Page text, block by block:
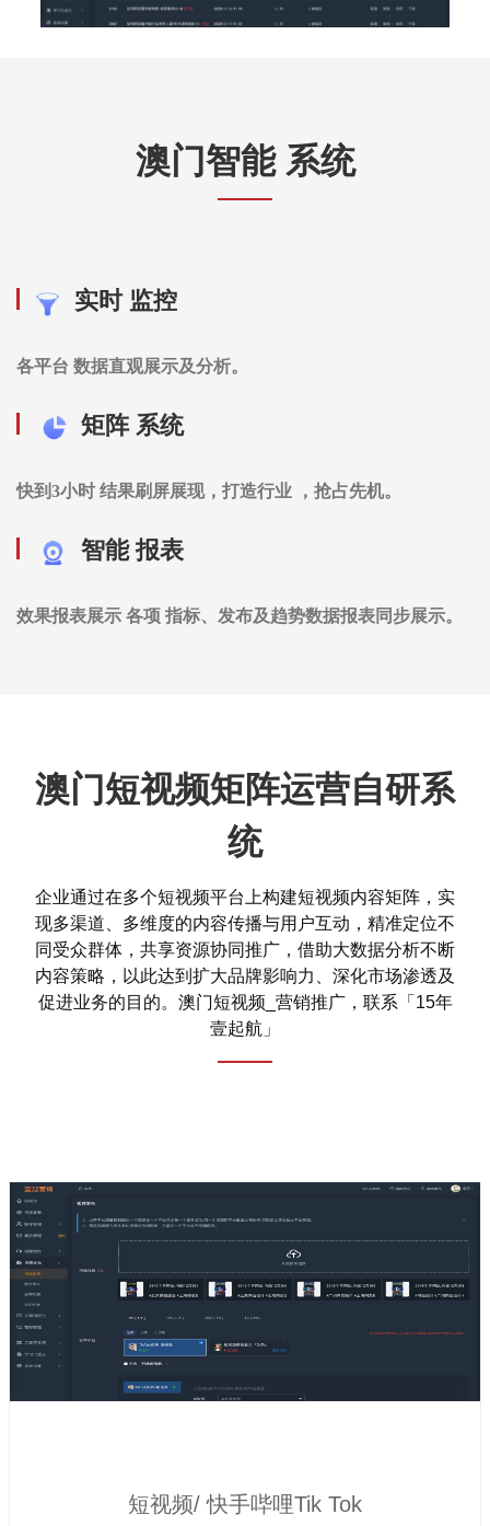
澳门智能 系统
实时 监控
各平台 数据直观展示及分析。
矩阵 系统
快到3小时 结果刷屏展现，打造行业 ，抢占先机。
智能 报表
效果报表展示 各项 指标、发布及趋势数据报表同步展示。
澳门短视频矩阵运营自研系
统
企业通过在多个短视频平台上构建短视频内容矩阵，实
现多渠道、多维度的内容传播与用户互动，精准定位不
同受众群体，共享资源协同推广，借助大数据分析不断
内容策略，以此达到扩大品牌影响力、深化市场渗透及
促进业务的目的。澳门短视频_营销推广，联系「15年
壹起航」
短视频/ 快手哔哩Tik Tok